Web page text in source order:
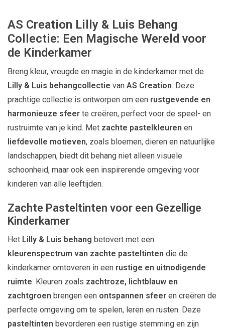
AS Creation Lilly & Luis Behang
Collectie: Een Magische Wereld voor
de Kinderkamer
Breng kleur, vreugde en magie in de kinderkamer met de
Lilly & Luis behangcollectie van AS Creation. Deze
prachtige collectie is ontworpen om een rustgevende en
harmonieuze sfeer te creëren, perfect voor de speel- en
rustruimte van je kind. Met zachte pastelkleuren en
liefdevolle motieven, zoals bloemen, dieren en natuurlijke
landschappen, biedt dit behang niet alleen visuele
schoonheid, maar ook een inspirerende omgeving voor
kinderen van alle leeftijden.
Zachte Pasteltinten voor een Gezellige
Kinderkamer
Het Lilly & Luis behang betovert met een
kleurenspectrum van zachte pasteltinten die de
kinderkamer omtoveren in een rustige en uitnodigende
ruimte. Kleuren zoals zachtroze, lichtblauw en
zachtgroen brengen een ontspannen sfeer en creëren de
perfecte omgeving om te spelen, leren en rusten. Deze
pasteltinten bevorderen een rustige stemming en zijn